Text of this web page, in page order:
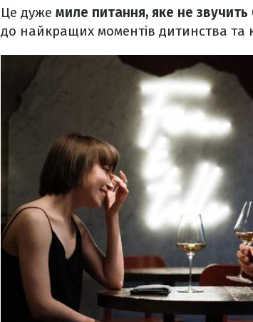
Це дуже миле питання, яке не
до найкращих моментів дитинства та